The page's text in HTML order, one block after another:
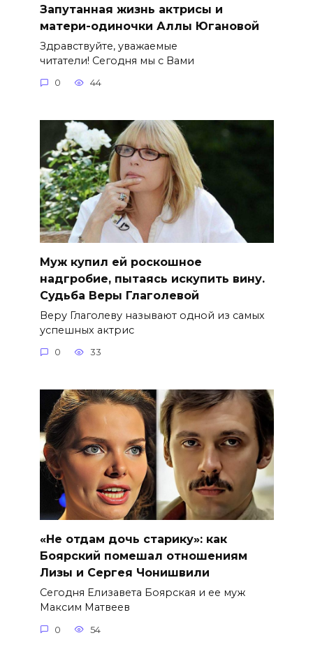
Запутанная жизнь актрисы и
матери-одиночки Аллы Югановой
Здравствуйте, уважаемые
читатели! Сегодня мы с Вами
0 44
Муж купил ей роскошное
надгробие, пытаясь искупить вину.
Судьба Веры Глаголевой
Веру Глаголеву называют одной из самых
успешных актрис
0 33
«Не отдам дочь старику»: как
Боярский помешал отношениям
Лизы и Сергея Чонишвили
Сегодня Елизавета Боярская и ее муж
Максим Матвеев
0 54